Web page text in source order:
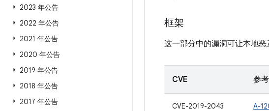
2023 年公告
2022 年公告
2021 年公告
2020 年公告
2019 年公告
2018 年公告
2017 年公告
框架
这一部分中的漏洞可让本地恶
CVE 参
CVE-2019-2043 A-